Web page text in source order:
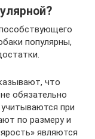
популярны,
что
обязательно
при
по размеру и
являются